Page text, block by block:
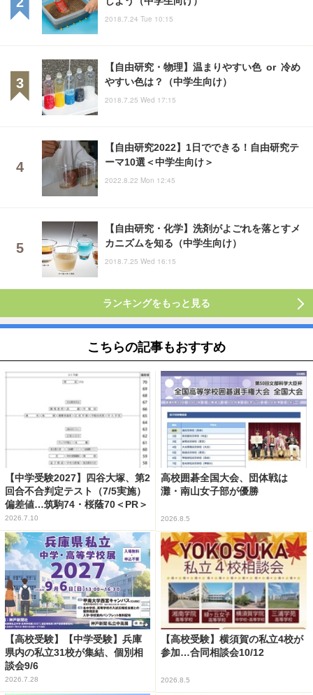
2018.7.24 Tue 10:15
【自由研究・物理】温まりやすい色 or 冷め
やすい色は？（中学生向け）
2018.7.25 Wed 17:15
【自由研究2022】1日でできる！自由研究テ
ーマ10選＜中学生向け＞
2022.8.22 Mon 12:45
【自由研究・化学】洗剤がよごれを落とすメ
カニズムを知る（中学生向け）
2018.7.25 Wed 16:15
ランキングをもっと見る
こちらの記事もおすすめ
【中学受験2027】四谷大塚、第2
回合不合判定テスト（7/5実施）
偏差値…筑駒74・桜蔭70＜PR＞
2026.7.10
高校囲碁全国大会、団体戦は
灘・南山女子部が優勝
2026.8.5
【高校受験】【中学受験】兵庫
県内の私立31校が集結、個別相
談会9/6
2026.7.28
【高校受験】横須賀の私立4校が
参加…合同相談会10/12
2026.8.5